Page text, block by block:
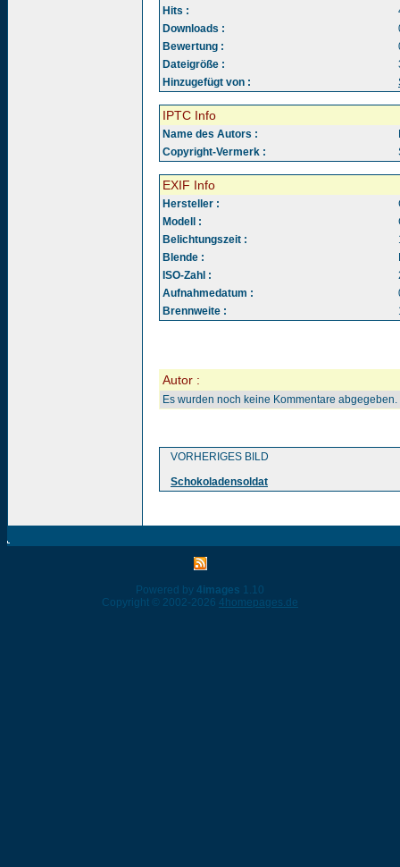
Hits :
Downloads :
Bewertung :
Dateigröße :
Hinzugefügt von :
IPTC Info
Name des Autors :
Copyright-Vermerk :
EXIF Info
Hersteller :
Modell :
Belichtungszeit :
Blende :
ISO-Zahl :
Aufnahmedatum :
Brennweite :
Autor :
Es wurden noch keine Kommentare abgegeben.
VORHERIGES BILD
Schokoladensoldat
Powered by 4images 1.10
Copyright © 2002-2026 4homepages.de